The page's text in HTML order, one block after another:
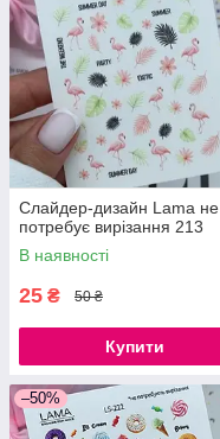
Слайдер-дизайн Lama не
потребує вирізання 213
В наявності
25 ₴ 50 ₴
Купити
–50%